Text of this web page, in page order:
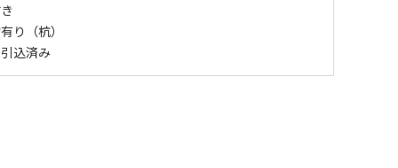
り（杭）
込済み